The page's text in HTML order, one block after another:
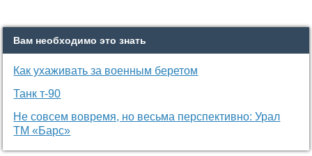
Вам необходимо это знать
Как ухаживать за военным беретом
Танк т-90
Не совсем вовремя, но весьма перспективно: Урал
ТМ «Барс»